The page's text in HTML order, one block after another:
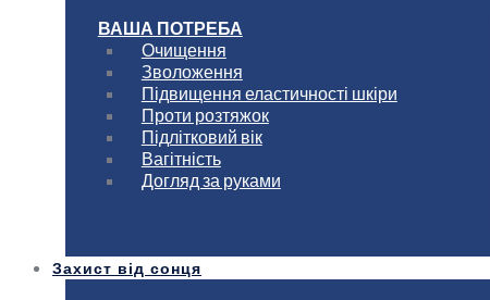
ВАША ПОТРЕБА
Очищення
Зволоження
Підвищення еластичності шкіри
Проти розтяжок
Підлітковий вік
Вагітність
Догляд за руками
Захист від сонця